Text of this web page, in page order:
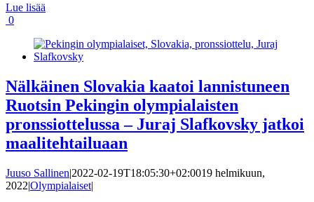
Lue lisää
0
Nälkäinen Slovakia kaatoi lannistuneen
Ruotsin Pekingin olympialaisten
pronssiottelussa – Juraj Slafkovsky jatkoi
maalitehtailuaan
Juuso Sallinen|2022-02-19T18:05:30+02:0019 helmikuun,
2022|Olympialaiset|